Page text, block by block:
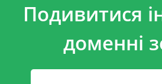
Подивитися
доменні